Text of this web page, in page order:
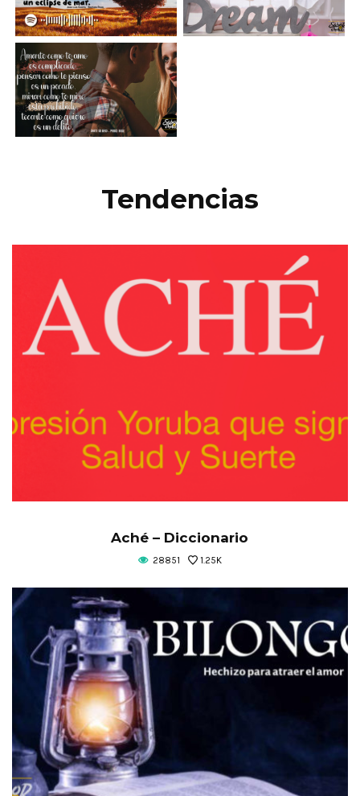
Tendencias
Aché – Diccionario
28851 1.25K